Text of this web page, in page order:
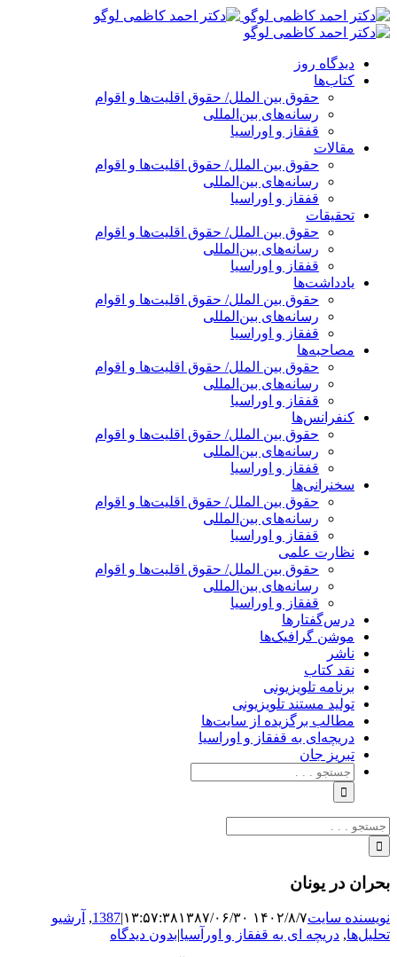
پرش
به
دیدگاه روز
کتاب‌ها
حقوق بین الملل/ حقوق اقلیت‌ها و اقوام
رسانه‌های بین‌المللی
قفقاز و اوراسیا
مقالات
حقوق بین الملل/ حقوق اقلیت‌ها و اقوام
رسانه‌های بین‌المللی
قفقاز و اوراسیا
تحقیقات
حقوق بین الملل/ حقوق اقلیت‌ها و اقوام
رسانه‌های بین‌المللی
قفقاز و اوراسیا
یادداشت‌ها
حقوق بین الملل/ حقوق اقلیت‌ها و اقوام
رسانه‌های بین‌المللی
قفقاز و اوراسیا
مصاحبه‌ها
حقوق بین الملل/ حقوق اقلیت‌ها و اقوام
رسانه‌های بین‌المللی
قفقاز و اوراسیا
کنفرانس‌ها
حقوق بین الملل/ حقوق اقلیت‌ها و اقوام
رسانه‌های بین‌المللی
قفقاز و اوراسیا
سخنرانی‌ها
حقوق بین الملل/ حقوق اقلیت‌ها و اقوام
رسانه‌های بین‌المللی
قفقاز و اوراسیا
نظارت علمی
حقوق بین الملل/ حقوق اقلیت‌ها و اقوام
رسانه‌های بین‌المللی
قفقاز و اوراسیا
درس‌گفتارها
موشن گرافیک‌ها
ناشر
نقد کتاب
برنامه‌ تلویزیونی
تولید مستند تلویزیونی
مطالب برگزیده از سایت‌ها
دریچه‌ای به قفقاز و اوراسیا
تبریزِ جان
جستجو
برای:
جستجو
برای:
بحران در یونان
نویسنده سایت۱۴۰۲/۸/۷ ۱۳:۵۷:۳۸ ۱۳۸۷/۰۶/۳۰ |
1387
, آرشیو
تحلیل‌ها, دریچه ای به قفقاز و اورآسیا|بدون دیدگاه